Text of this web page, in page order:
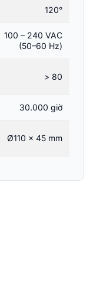
120°
100 – 240 VAC
(50–60 Hz)
> 80
30.000 giờ
Ø110 × 45 mm